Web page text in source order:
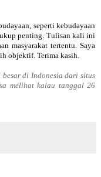
seperti kebudayaan
penting. Tulisan kali ini
masyarakat tertentu. Saya
objektif. Terima kasih.
besar di Indonesia dari situs
melihat kalau tanggal 26